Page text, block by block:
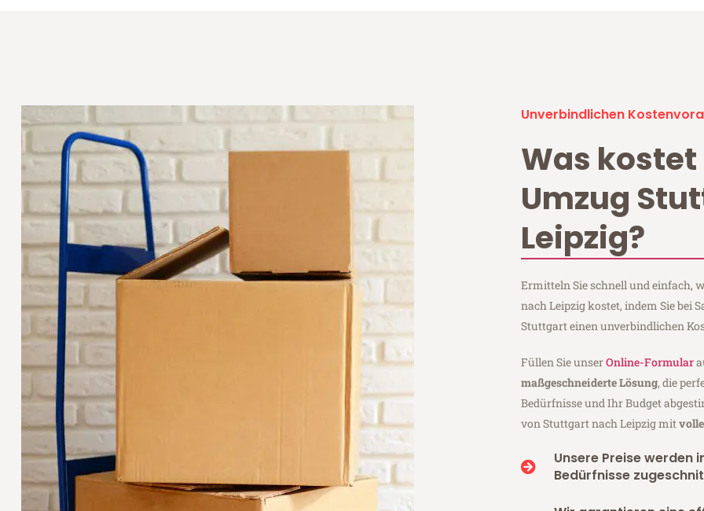
Unverbindlichen
Was kostet
Umzug
Leipzig?
Ermitteln Sie schnell und einfach,
nach Leipzig kostet, indem Sie bei
Stuttgart einen unverbindlichen
Füllen Sie unserOnline-Formular
maßgeschneiderte Lösung, die
Bedürfnisse und Ihr Budget
von Stuttgart nach Leipzig mit
Unsere Preise werden
Bedürfnisse